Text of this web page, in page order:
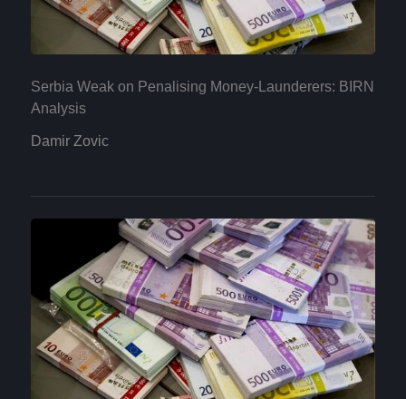
Serbia Weak on Penalising Money-Launderers: BIRN
Analysis
Damir Zovic